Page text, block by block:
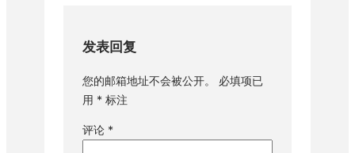
发表回复
您的邮箱地址不会被公开。
必填项已
用 * 标注
评论 *